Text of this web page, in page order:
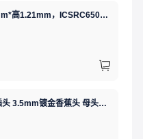
ICT，屏蔽夹 ，长6.5mm*高1.21mm，ICSRC6508SFR
AMASS(艾迈斯)航模插头 3.5mm镀金香蕉头 母头XT60-F.G.Y